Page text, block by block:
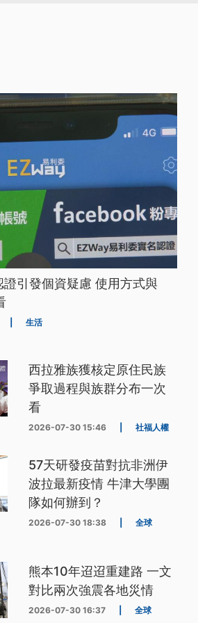
證引發個資疑慮 使用方式與
生活
西拉雅族獲核定原住民族
爭取過程與族群分布一次
看
2026-07-30 15:46 社福人權
57天研發疫苗對抗非洲伊
波拉最新疫情 牛津大學團
隊如何辦到？
2026-07-30 18:38 全球
熊本10年迢迢重建路 一文
對比兩次強震各地災情
2026-07-30 16:37 全球